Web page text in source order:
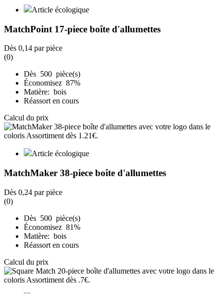
Article écologique
MatchPoint 17-piece boîte d'allumettes
Dès 0,14 par pièce
(0)
Dès 500 pièce(s)
Économisez 87%
Matière: bois
Réassort en cours
Calcul du prix
Article écologique
MatchMaker 38-piece boîte d'allumettes
Dès 0,24 par pièce
(0)
Dès 500 pièce(s)
Économisez 81%
Matière: bois
Réassort en cours
Calcul du prix